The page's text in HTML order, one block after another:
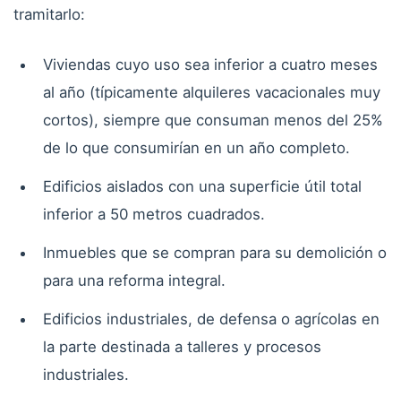
tramitarlo:
Viviendas cuyo uso sea inferior a cuatro meses
al año (típicamente alquileres vacacionales muy
cortos), siempre que consuman menos del 25%
de lo que consumirían en un año completo.
Edificios aislados con una superficie útil total
inferior a 50 metros cuadrados.
Inmuebles que se compran para su demolición o
para una reforma integral.
Edificios industriales, de defensa o agrícolas en
la parte destinada a talleres y procesos
industriales.